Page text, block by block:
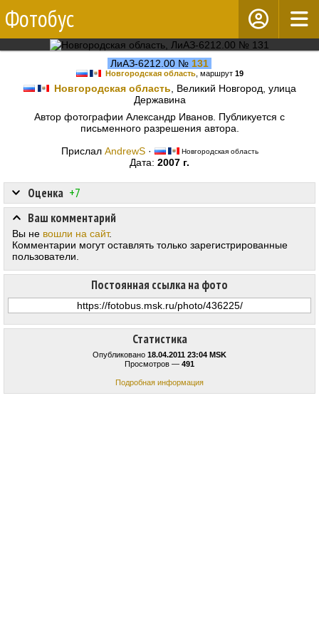
Фотобус
ЛиАЗ-6212.00 № 131
Новгородская область, маршрут 19
Новгородская область , Великий Новгород, улица
Державина
Автор фотографии Александр Иванов. Публикуется с
письменного разрешения автора.
Прислал AndrewS· Новгородская область
Дата: 2007 г.
Статистика
Опубликовано 18.04.2011 23:04 MSK
Просмотров — 491
Подробная информация
Оценка +7
Постоянная ссылка на фото
Ваш комментарий
Вы не вошли на сайт.
Комментарии могут оставлять только зарегистрированные
пользователи.